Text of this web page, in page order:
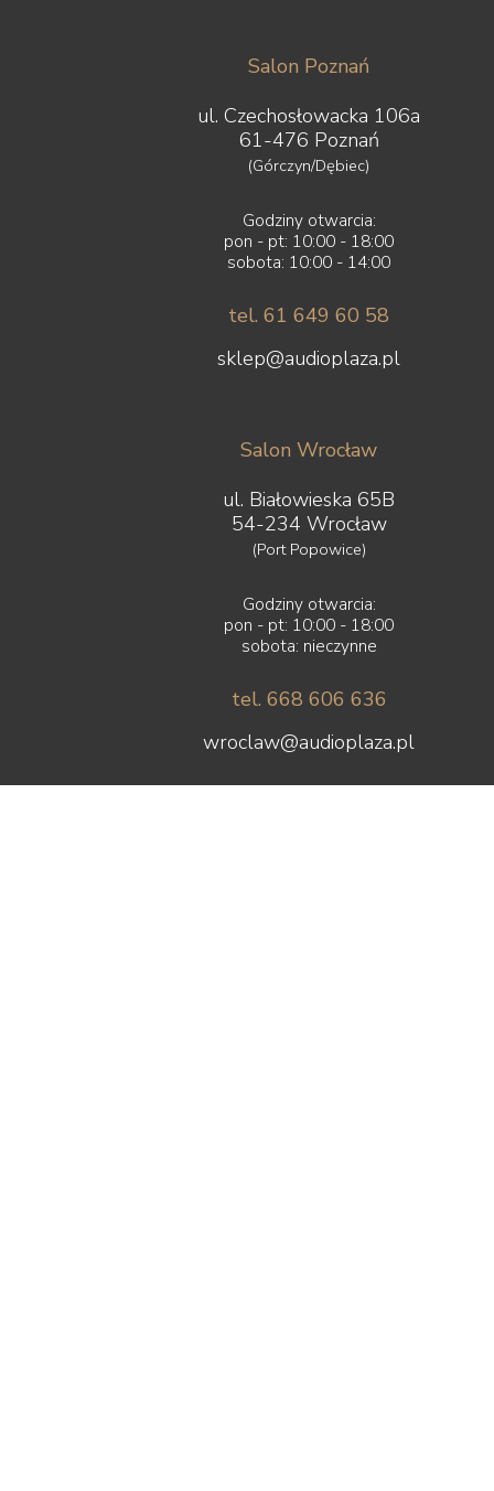
Salon Poznań
ul. Czechosłowacka 106a
61-476 Poznań
(Górczyn/Dębiec)
Godziny otwarcia:
pon - pt: 10:00 - 18:00
sobota: 10:00 - 14:00
tel. 61 649 60 58
sklep@audioplaza.pl
Salon Wrocław
ul. Białowieska 65B
54-234 Wrocław
(Port Popowice)
Godziny otwarcia:
pon - pt: 10:00 - 18:00
sobota: nieczynne
tel. 668 606 636
wroclaw@audioplaza.pl